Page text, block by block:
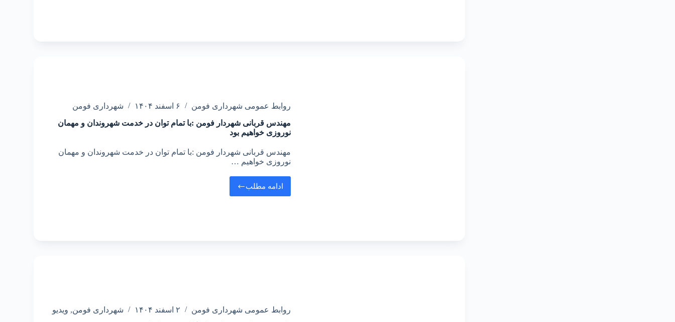
روابط عمومی شهرداری فومن ۶ اسفند ۱۴۰۴
شهرداری فومن
مهندس قربانی شهردار فومن :با تمام توان در خدمت شهروندان و‌ مهمان
نوروزی خواهیم بود
مهندس قربانی شهردار فومن :با تمام توان در خدمت شهروندان و‌ مهمان
نوروزی خواهیم …
ادامه مطلب
روابط عمومی شهرداری فومن ۲ اسفند ۱۴۰۴ شهرداری فومن, ویدیو